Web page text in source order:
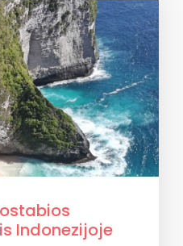
Indonezijoje